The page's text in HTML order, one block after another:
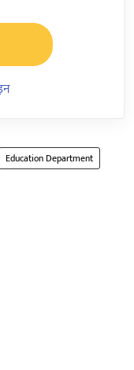
Education Department